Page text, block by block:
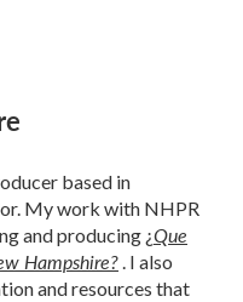
based in
My work with NHPR
and producing ¿Que
Hampshire?. I also
and resources that